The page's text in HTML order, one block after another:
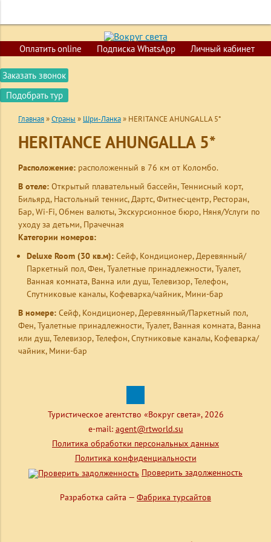
Оплатить online Подписка WhatsApp Личный кабинет
Заказать звонок
Подобрать тур
ГЛАВНАЯ
ПОИСК ТУРОВ
КРУИЗЫ
ОБУЧЕНИЕ
ВИЗЫ
О КОМПАНИИ
КОНТАКТЫ
Главная»Страны » Шри-Ланка» HERITANCE AHUNGALLA 5*
HERITANCE AHUNGALLA 5*
Расположение: расположенный в 76 км от Коломбо.
В отеле: Открытый плавательный бассейн,Теннисный корт,
Бильярд, Настольный теннис, Дартс, Фитнес-центр, Ресторан,
Бар,Wi-Fi,Обмен валюты, Экскурсионное бюро, Няня/Услуги по
уходу за детьми, Прачечная
Категории номеров:
Deluxe Room (30 кв.м): Сейф, Кондиционер, Деревянный/
Паркетный пол, Фен, Туалетные принадлежности, Туалет,
Ванная комната, Ванна или душ, Телевизор, Телефон,
Спутниковые каналы, Кофеварка/чайник, Мини-бар
В номере: Сейф, Кондиционер, Деревянный/Паркетный пол,
Фен, Туалетные принадлежности, Туалет, Ванная комната, Ванна
или душ, Телевизор, Телефон, Спутниковые каналы, Кофеварка/
чайник, Мини-бар
Туристическое агентство «Вокруг света», 2026
e-mail: agent@rtworld.su
Политика обработки персональных данных
Политика конфиденциальности
Проверить задолженность
Разработка сайта — Фабрика турсайтов